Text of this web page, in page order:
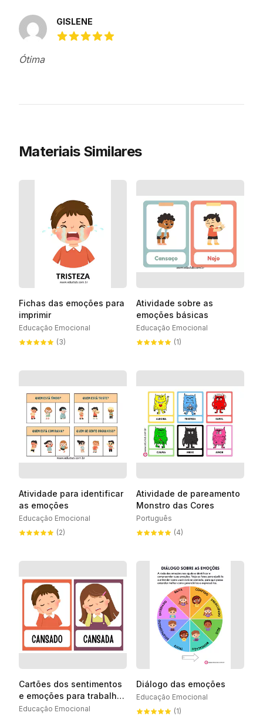
GISLENE
Ótima
Materiais Similares
Fichas das emoções para
imprimir
Educação Emocional
(3)
Atividade sobre as
emoções básicas
Educação Emocional
(1)
Atividade para identificar
as emoções
Educação Emocional
(2)
Atividade de pareamento
Monstro das Cores
Português
(4)
Cartões dos sentimentos
e emoções para trabalhar
com crianças
Educação Emocional
Diálogo das emoções
Educação Emocional
(1)